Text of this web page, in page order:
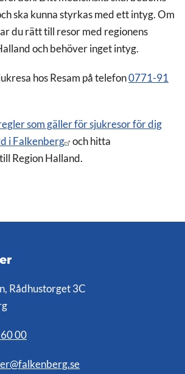
ska kunna styrkas med ett intyg. Om
du rätt till resor med regionens
och behöver inget intyg.
hos Resam på telefon0771-91
som gäller för sjukresor för dig
i Falkenberg
och hitta
Region Halland.
Rådhustorget 3C
00